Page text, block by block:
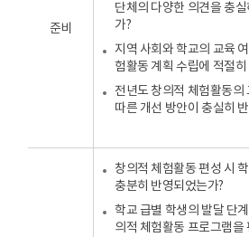
3.
결과의
준비
단체의 다양한 의견을 충
가?
지역 사회와 학교의 교육
험활동 계획 수립에 적절
전년도 창의적 체험활동의
따른 개선 방안이 충실히
창의적 체험활동 편성 시
충분히 반영되었는가?
학교 급별 학생의 발달 단
의적 체험활동 프로그램을